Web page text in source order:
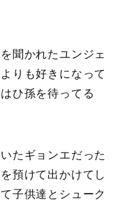
聞かれたユンジェ
りも好きになって
ひ孫を待ってる
たギョンエだった
預けて出かけてし
子供達とシューク